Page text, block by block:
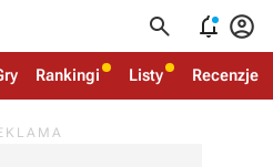
  
Rankingi Listy Recenzje